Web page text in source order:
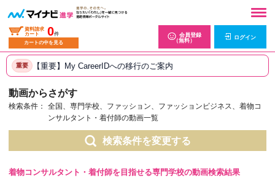
資料請求
カート
0件
カートの中を見る
会員登録
（無料）
ログイン
重要 【重要】My CareerIDへの移行のご案内
動画からさがす
検索条件：
全国、専門学校、ファッション、ファッションビジネス、着物コ
ンサルタント・着付師の動画一覧
検索条件を変更する
着物コンサルタント・着付師を目指せる専門学校の動画検索結果